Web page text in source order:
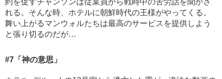
約を促すチャンソンは従業員から戦時中の苦労話を聞かさ
れる。そんな時、ホテルに朝鮮時代の王様がやってくる。
舞い上がるマンウォルたちは最高のサービスを提供しよう
と張り切るのだが…
#7 「神の意思」